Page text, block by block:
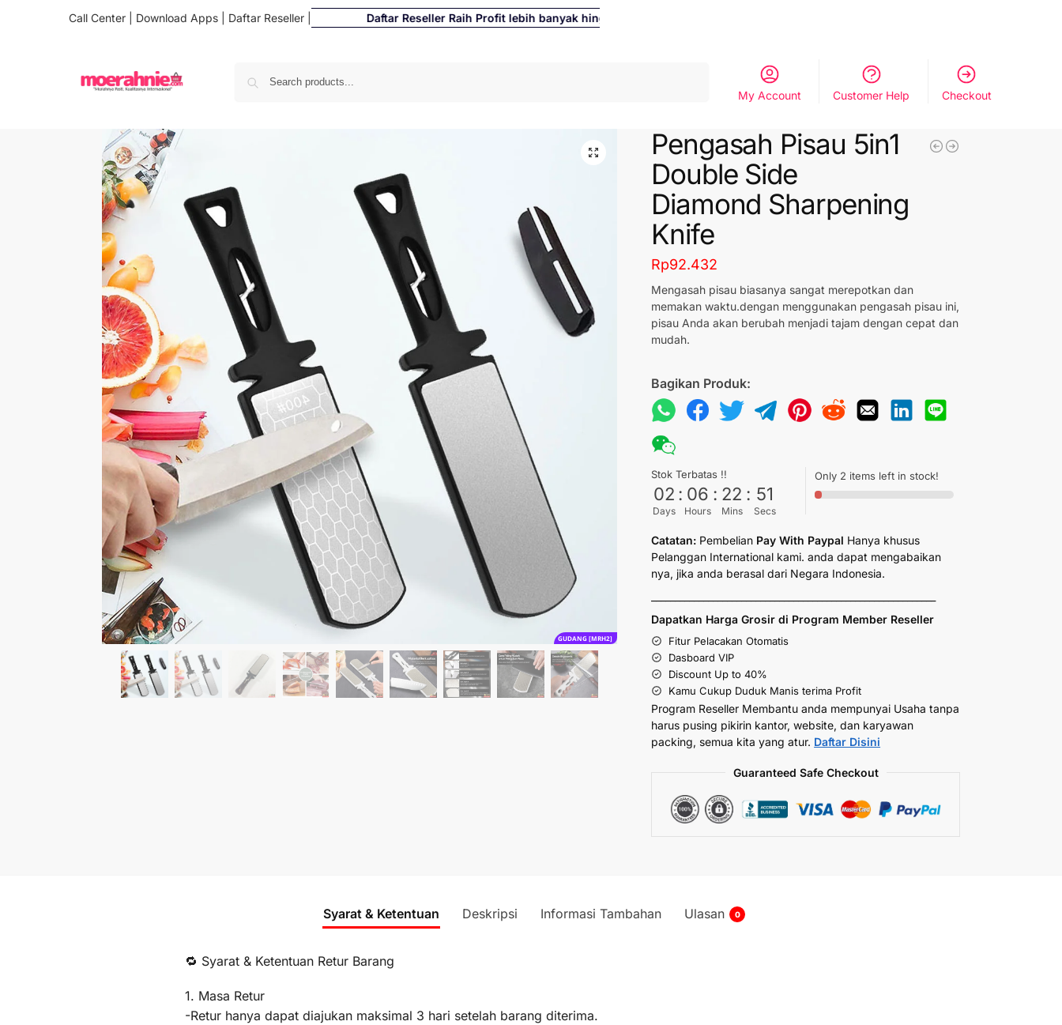
Call Center Download Apps Daftar Reseller Daftar Reseller Raih Profit lebih banyak hingga 500%
My Account Customer Help Checkout
GUDANG [MRH2]
Pengasah Pisau 5in1
Double Side
Diamond Sharpening
Knife
Rp92.432
Mengasah pisau biasanya sangat merepotkan dan
memakan waktu.dengan menggunakan pengasah pisau ini,
pisau Anda akan berubah menjadi tajam dengan cepat dan
mudah.
Bagikan Produk:
Stok Terbatas !!
02
Days
: 06
Hours
: 22
Mins
: 50
Secs
Only 2 items left in stock!
Catatan: Pembelian Pay With Paypal Hanya khusus
Pelanggan International kami. anda dapat mengabaikan
nya, jika anda berasal dari Negara Indonesia.
Dapatkan Harga Grosir di Program Member Reseller
Fitur Pelacakan Otomatis
Dasboard VIP
Discount Up to 40%
Kamu Cukup Duduk Manis terima Profit
Program Reseller Membantu anda mempunyai Usaha tanpa
harus pusing pikirin kantor, website, dan karyawan
packing, semua kita yang atur. Daftar Disini
Guaranteed Safe Checkout
Syarat & Ketentuan Deskripsi Informasi Tambahan Ulasan 0
🔁 Syarat & Ketentuan Retur Barang
1. Masa Retur
-Retur hanya dapat diajukan maksimal 3 hari setelah barang diterima.